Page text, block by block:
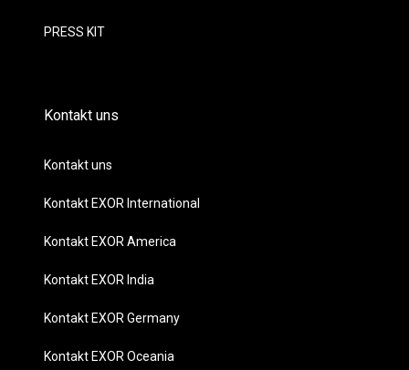
PRESS KIT
Kontakt uns
Kontakt uns
Kontakt EXOR International
Kontakt EXOR America
Kontakt EXOR India
Kontakt EXOR Germany
Kontakt EXOR Oceania